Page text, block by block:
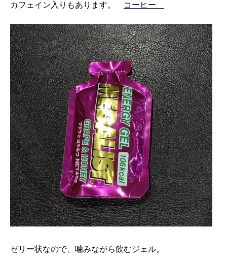
カフェイン入りもあります。 コーヒー
ゼリー状なので、噛みながら飲むジェル。